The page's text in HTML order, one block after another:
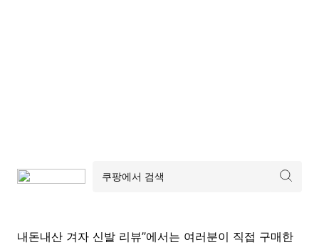
내돈내산 겨자 신발 리뷰”에서는 여러분이 직접 구매한